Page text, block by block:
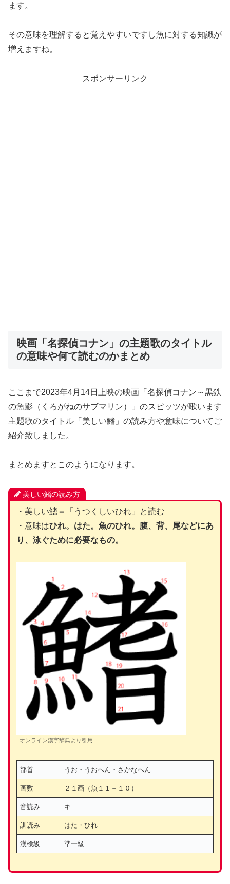
ます。
その意味を理解すると覚えやすいですし魚に対する知識が
増えますね。
スポンサーリンク
映画「名探偵コナン」の主題歌のタイトル
の意味や何て読むのかまとめ
ここまで2023年4月14日上映の映画「名探偵コナン～黒鉄
の魚影（くろがねのサブマリン）」のスピッツが歌います
主題歌のタイトル「美しい鰭」の読み方や意味についてご
紹介致しました。
まとめますとこのようになります。
美しい鰭の読み方
・美しい鰭＝「うつくしいひれ」と読む
・意味はひれ。はた。魚のひれ。腹、背、尾などにあ
り、泳ぐために必要なもの。
オンライン漢字辞典より引用
部首 うお・うおへん・さかなへん
画数 ２１画（魚１１＋１０）
音読み キ
訓読み はた・ひれ
漢検級 準一級